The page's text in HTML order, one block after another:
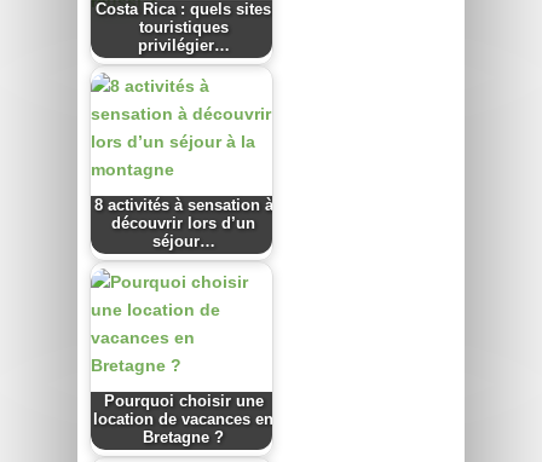
Costa Rica : quels sites
touristiques
privilégier…
8 activités à sensation à
découvrir lors d’un
séjour…
Pourquoi choisir une
location de vacances en
Bretagne ?